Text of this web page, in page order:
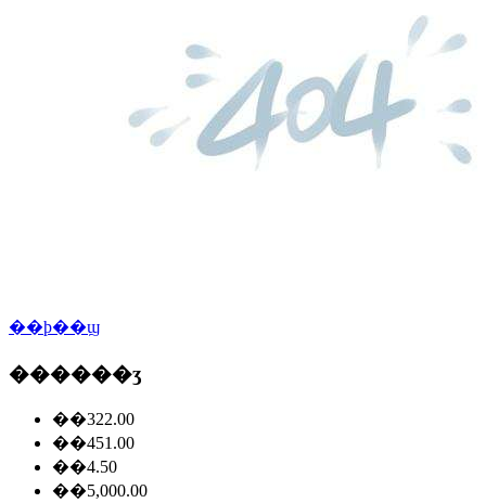
��ϸ��ϣ
������ʒ
��322.00
��451.00
��4.50
��5,000.00